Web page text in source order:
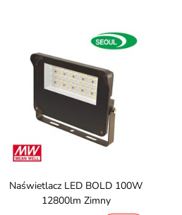
Naświetlacz LED BOLD 100W
12800lm Zimny